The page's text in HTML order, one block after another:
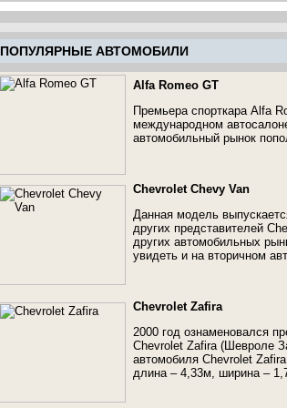
ПОПУЛЯРНЫЕ АВТОМОБИЛИ
Alfa Romeo GT
Премьера спорткара Alfa
международном
автомобильный рынок
Chevrolet Chevy Van
Данная модель
других представителей
других автомобильных
увидеть и на вторичном
Chevrolet Zafira
2000 год ознаменовался
Chevrolet Zafira (Шевроле
автомобиля Chevrolet
длина – 4,33м, ширина –